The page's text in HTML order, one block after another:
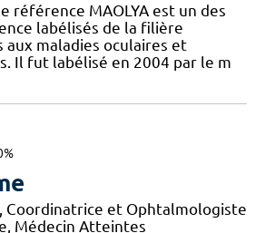
référence MAOLYA est un des
labélisés de la filière
aux maladies oculaires et
Il fut labélisé en 2004 par le m
Coordinatrice et Ophtalmologiste
Médecin Atteintes